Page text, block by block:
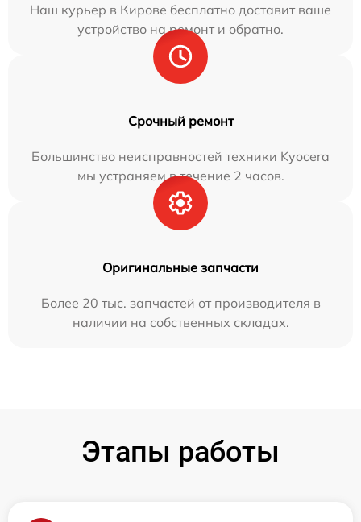
Наш курьер в Кирове бесплатно доставит ваше
устройство на ремонт и обратно.
Срочный ремонт
Большинство неисправностей техники Kyocera
мы устраняем в течение 2 часов.
Оригинальные запчасти
Более 20 тыс. запчастей от производителя в
наличии на собственных складах.
Этапы работы